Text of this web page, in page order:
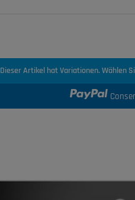
Dieser Artikel hat Variationen. Wählen